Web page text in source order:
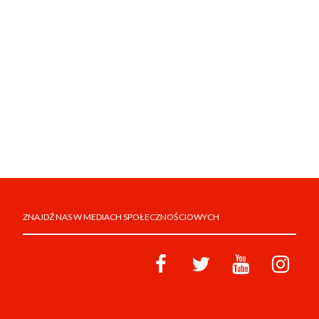
ZNAJDŹ NAS W MEDIACH SPOŁECZNOŚCIOWYCH